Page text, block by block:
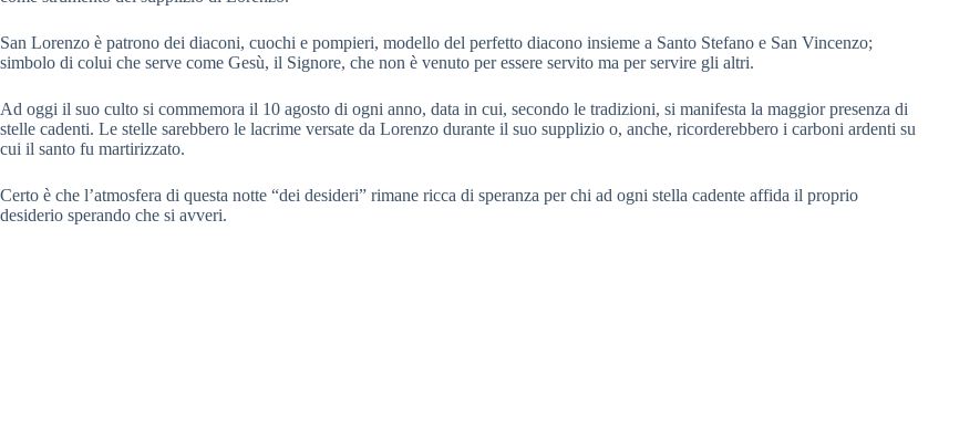
San Lorenzo è patrono dei diaconi, cuochi e pompieri, modello del perfetto diacono insieme a Santo Stefano e San Vincenzo;
simbolo di colui che serve come Gesù, il Signore, che non è venuto per essere servito ma per servire gli altri.
Ad oggi il suo culto si commemora il 10 agosto di ogni anno, data in cui, secondo le tradizioni, si manifesta la maggior presenza di
stelle cadenti. Le stelle sarebbero le lacrime versate da Lorenzo durante il suo supplizio o, anche, ricorderebbero i carboni ardenti su
cui il santo fu martirizzato.
Certo è che l’atmosfera di questa notte “dei desideri” rimane ricca di speranza per chi ad ogni stella cadente affida il proprio
desiderio sperando che si avveri.